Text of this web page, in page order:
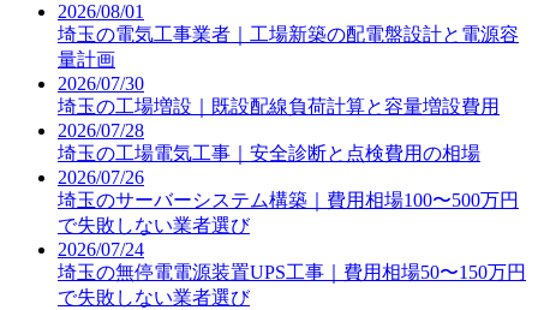
2026/08/01
埼玉の電気工事業者｜工場新築の配電盤設計と電源容
量計画
2026/07/30
埼玉の工場増設｜既設配線負荷計算と容量増設費用
2026/07/28
埼玉の工場電気工事｜安全診断と点検費用の相場
2026/07/26
埼玉のサーバーシステム構築｜費用相場100〜500万円
で失敗しない業者選び
2026/07/24
埼玉の無停電電源装置UPS工事｜費用相場50〜150万円
で失敗しない業者選び